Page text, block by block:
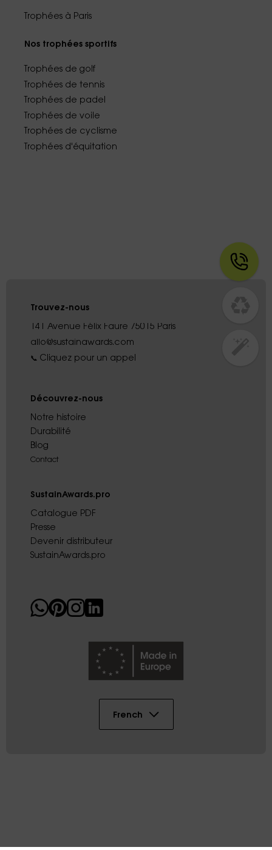
Trophées à Paris
Nos trophées sportifs
Trophées de golf
Trophées de tennis
Trophées de padel
Trophées de voile
Trophées de cyclisme
Trophées d'équitation
Trouvez-nous
141 Avenue Félix Faure 75015 Paris
allo@sustainawards.com
📞 Cliquez pour un appel
Découvrez-nous
Notre histoire
Durabilité
Blog
Contact
SustainAwards.pro
Catalogue PDF
Presse
Devenir distributeur
SustainAwards.pro
French
Copyright © 2026 AK DIGITAL PLASTIC SL